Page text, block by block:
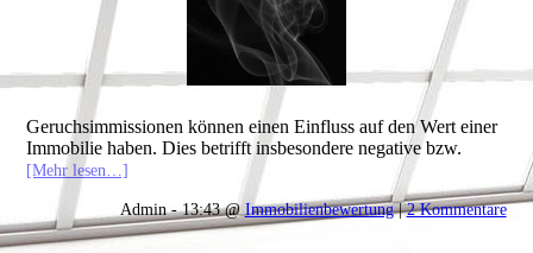
Geruchsimmissionen können einen Einfluss auf den Wert einer
Immobilie haben. Dies betrifft insbesondere negative bzw.
[Mehr lesen…]
Admin - 13:43 @Immobilienbewertung|2 Kommentare